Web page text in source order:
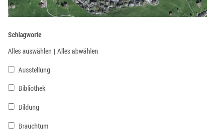
Schlagworte
Alles auswählen | Alles abwählen
Ausstellung
Bibliothek
Bildung
Brauchtum